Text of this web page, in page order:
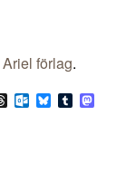
Ariel förlag.
ThreadsOutlook.com
BlueskyTumblr